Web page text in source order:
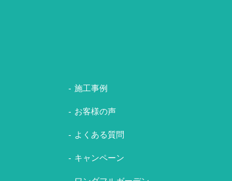
施工事例
お客様の声
よくある質問
キャンペーン